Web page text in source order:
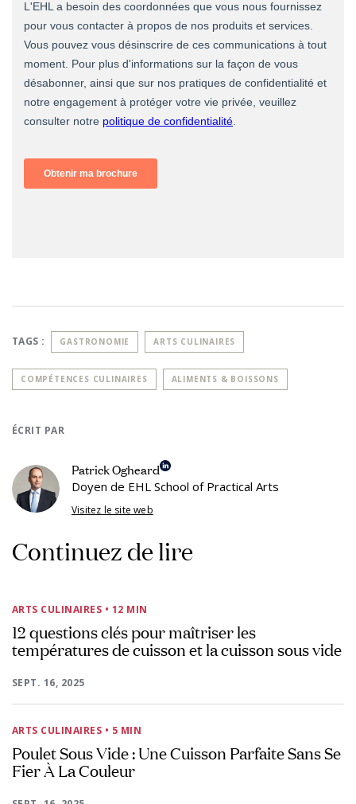
TAGS : GASTRONOMIE ARTS CULINAIRES
COMPÉTENCES CULINAIRES ALIMENTS & BOISSONS
ÉCRIT PAR
Patrick Ogheard
Doyen de EHL School of Practical Arts
Visitez le site web
Continuez de lire
ARTS CULINAIRES • 12 MIN
12 questions clés pour maîtriser les
températures de cuisson et la cuisson sous vide
SEPT. 16, 2025
ARTS CULINAIRES • 5 MIN
Poulet Sous Vide : Une Cuisson Parfaite Sans Se
Fier À La Couleur